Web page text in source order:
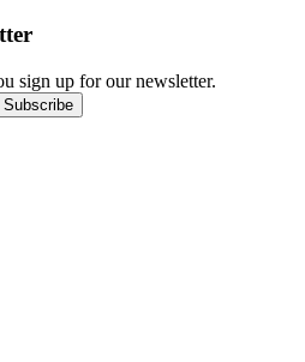
sign up for our newsletter.
Subscribe